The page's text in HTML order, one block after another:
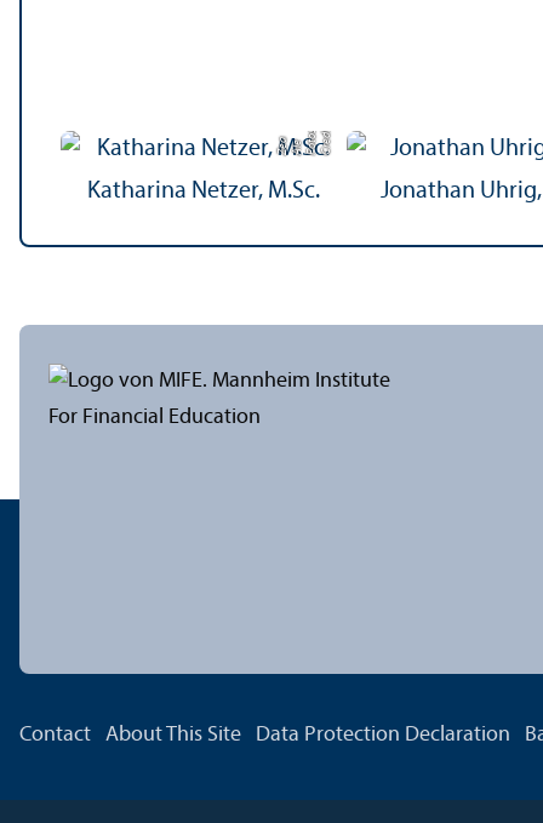
C
r
e di
t:
F
o
t o
s
t
u
di
oAl
e Z
e
a
Katharina Netzer, M.Sc. Jonathan Uhrig,
Contact About This Site Data Protection Declaration